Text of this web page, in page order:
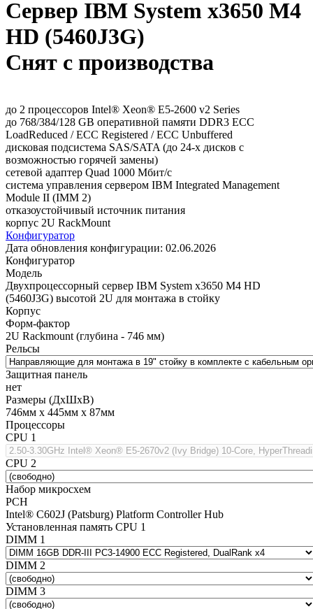
Сервер IBM System x3650 M4
HD (5460J3G)
Снят с производства
до 2 процессоров Intel® Xeon® E5-2600 v2 Series
до 768/384/128 GB оперативной памяти DDR3 ECC
LoadReduced / ECC Registered / ECC Unbuffered
дисковая подсистема SAS/SATA (до 24-х дисков с
возможностью горячей замены)
сетевой адаптер Quad 1000 Мбит/с
система управления сервером IBM Integrated Management
Module II (IMM 2)
отказоустойчивый источник питания
корпус 2U RackMount
Конфигуратор
Дата обновления конфигурации: 02.06.2026
Конфигуратор
Модель
Двухпроцессорный сервер IBM System x3650 M4 HD
(5460J3G) высотой 2U для монтажа в стойку
Корпус
Форм-фактор
2U Rackmount (глубина - 746 мм)
Рельсы
Защитная панель
нет
Размеры (ДхШхВ)
746мм х 445мм х 87мм
Процессоры
CPU 1
CPU 2
Набор микросхем
PCH
Intel® C602J (Patsburg) Platform Controller Hub
Установленная память CPU 1
DIMM 1
DIMM 2
DIMM 3